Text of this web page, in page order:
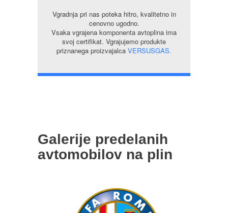
Vgradnja pri nas poteka hitro, kvalitetno in
cenovno ugodno.
Vsaka vgrajena komponenta avtoplina ima
svoj certifikat. Vgrajujemo produkte
priznanega proizvajalca VERSUSGAS.
Galerije predelanih
avtomobilov na plin